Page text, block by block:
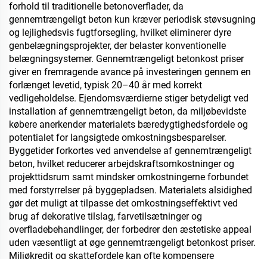
forhold til traditionelle betonoverflader, da
gennemtrængeligt beton kun kræver periodisk støvsugning
og lejlighedsvis fugtforsegling, hvilket eliminerer dyre
genbelægningsprojekter, der belaster konventionelle
belægningsystemer. Gennemtrængeligt betonkost priser
giver en fremragende avance på investeringen gennem en
forlænget levetid, typisk 20–40 år med korrekt
vedligeholdelse. Ejendomsværdierne stiger betydeligt ved
installation af gennemtrængeligt beton, da miljøbevidste
købere anerkender materialets bæredygtighedsfordele og
potentialet for langsigtede omkostningsbesparelser.
Byggetider forkortes ved anvendelse af gennemtrængeligt
beton, hvilket reducerer arbejdskraftsomkostninger og
projekttidsrum samt mindsker omkostningerne forbundet
med forstyrrelser på byggepladsen. Materialets alsidighed
gør det muligt at tilpasse det omkostningseffektivt ved
brug af dekorative tilslag, farvetilsætninger og
overfladebehandlinger, der forbedrer den æstetiske appeal
uden væsentligt at øge gennemtrængeligt betonkost priser.
Miljøkredit og skattefordele kan ofte kompensere